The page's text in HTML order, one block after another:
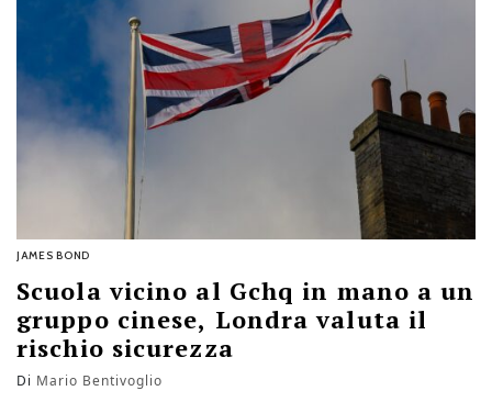
JAMES BOND
Scuola vicino al Gchq in mano a un
gruppo cinese, Londra valuta il
rischio sicurezza
Di Mario Bentivoglio